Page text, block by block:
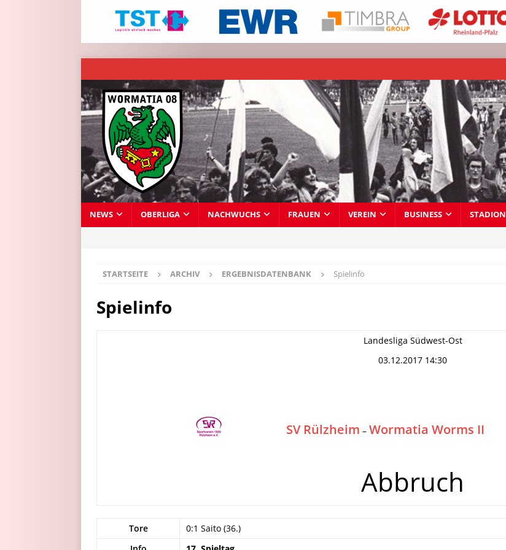
NEWS OBERLIGA NACHWUCHS FRAUEN VEREIN BUSINESS STADION
STARTSEITE ARCHIV ERGEBNISDATENBANK Spielinfo
Spielinfo
Landesliga Südwest-Ost
03.12.2017 14:30
SV Rülzheim – Wormatia Worms II
Abbruch
Tore
0:1 Saito (36.)